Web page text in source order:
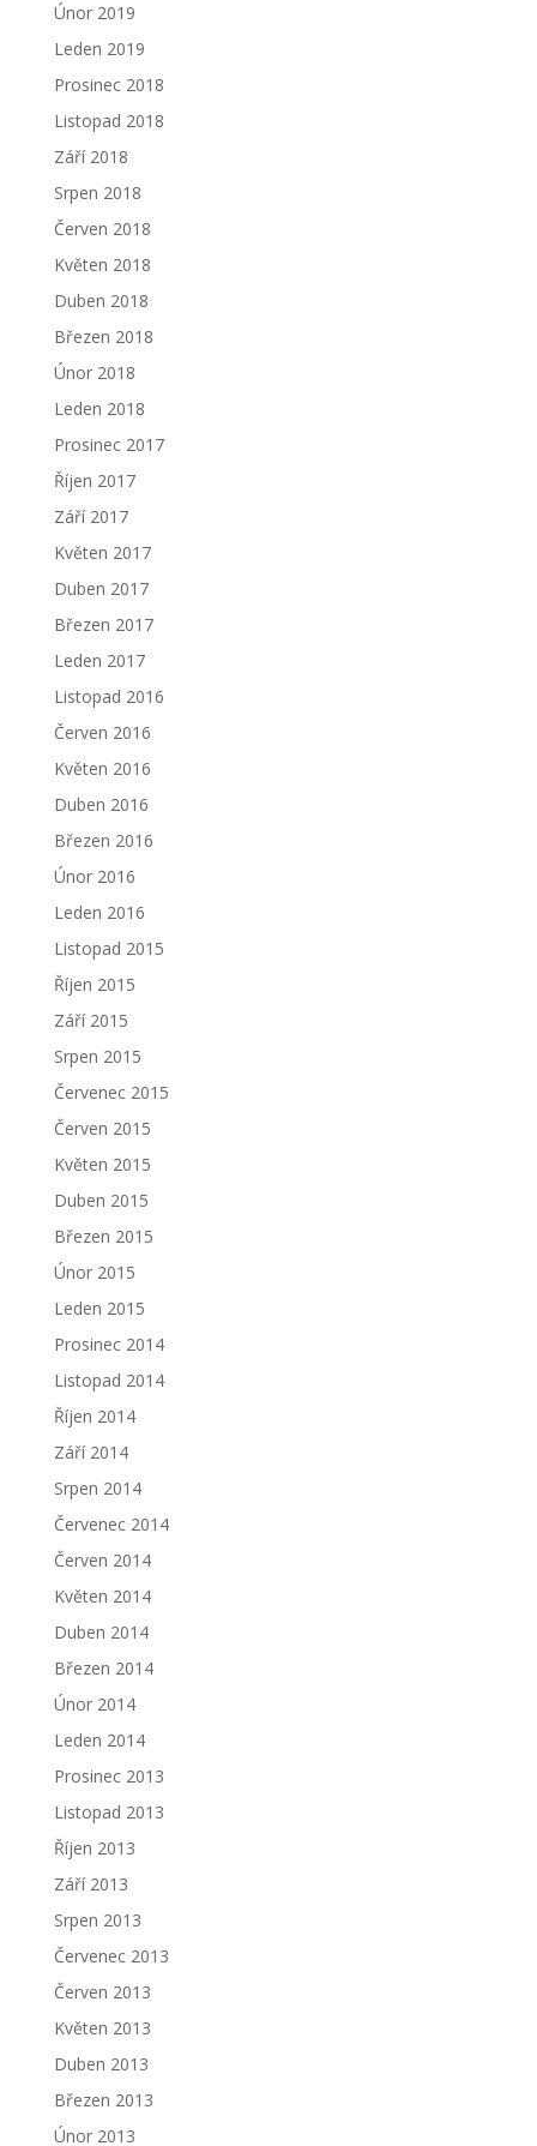
Únor 2019
Leden 2019
Prosinec 2018
Listopad 2018
Září 2018
Srpen 2018
Červen 2018
Květen 2018
Duben 2018
Březen 2018
Únor 2018
Leden 2018
Prosinec 2017
Říjen 2017
Září 2017
Květen 2017
Duben 2017
Březen 2017
Leden 2017
Listopad 2016
Červen 2016
Květen 2016
Duben 2016
Březen 2016
Únor 2016
Leden 2016
Listopad 2015
Říjen 2015
Září 2015
Srpen 2015
Červenec 2015
Červen 2015
Květen 2015
Duben 2015
Březen 2015
Únor 2015
Leden 2015
Prosinec 2014
Listopad 2014
Říjen 2014
Září 2014
Srpen 2014
Červenec 2014
Červen 2014
Květen 2014
Duben 2014
Březen 2014
Únor 2014
Leden 2014
Prosinec 2013
Listopad 2013
Říjen 2013
Září 2013
Srpen 2013
Červenec 2013
Červen 2013
Květen 2013
Duben 2013
Březen 2013
Únor 2013